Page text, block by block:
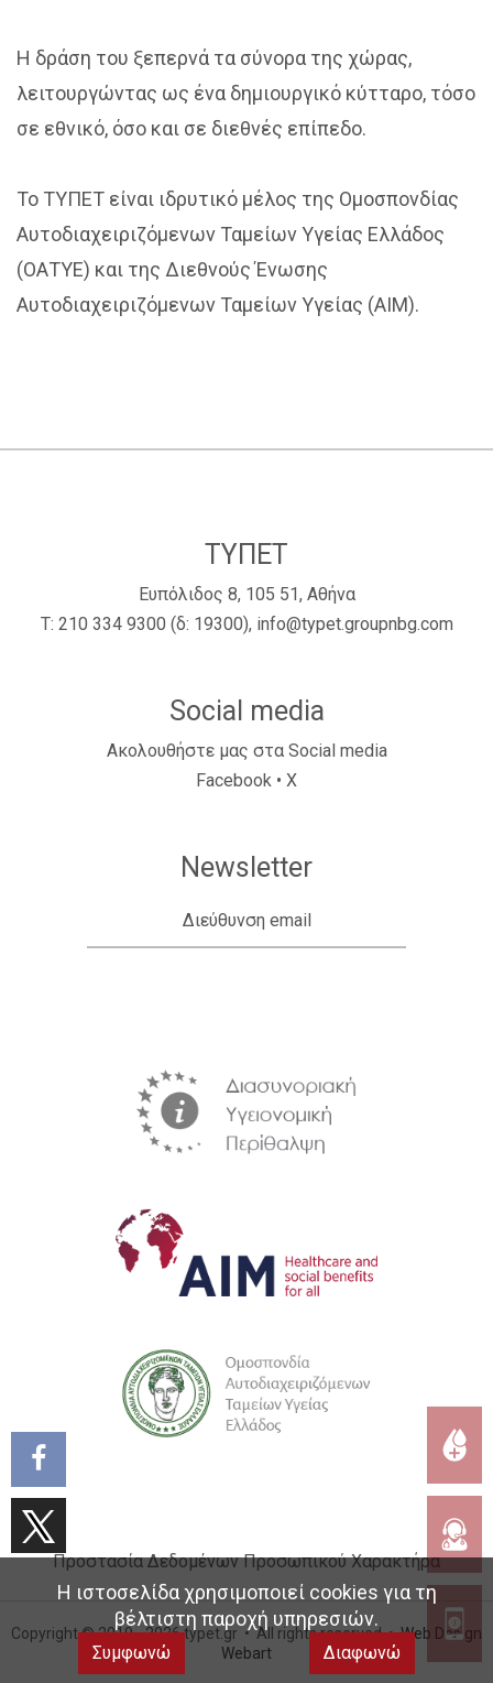
Η δράση του ξεπερνά τα σύνορα της χώρας,
λειτουργώντας ως ένα δημιουργικό κύτταρο, τόσο
σε εθνικό, όσο και σε διεθνές επίπεδο.
Το ΤΥΠΕΤ είναι ιδρυτικό μέλος της Ομοσπονδίας
Αυτοδιαχειριζόμενων Ταμείων Υγείας Ελλάδος
(ΟΑΤΥΕ) και της Διεθνούς Ένωσης
Αυτοδιαχειριζόμενων Ταμείων Υγείας (ΑΙΜ).
ΤΥΠΕΤ
Ευπόλιδος 8, 105 51, Αθήνα
Τ: 210 334 9300 (δ: 19300), info@typet.groupnbg.com
Social media
Ακολουθήστε μας στα Social media
Facebook • X
Newsletter
Διεύθυνση email
Προστασία Δεδομένων Προσωπικού Χαρακτήρα
Copyright © 2019 - 2026 typet.gr • All rights reserved •Web Design
Webart
Η ιστοσελίδα χρησιμοποιεί cookies για τη
βέλτιστη παροχή υπηρεσιών.
Συμφωνώ Διαφωνώ